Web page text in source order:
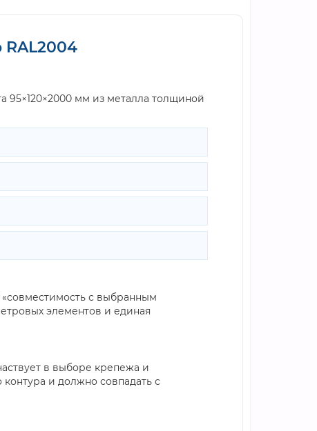
RAL2004
95×120×2000 мм из металла толщиной
«совместимость с выбранным
элементов и единая
в выборе крепежа и
и должно совпадать с